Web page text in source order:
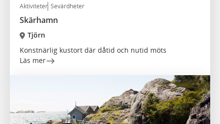
Aktiviteter Sevärdheter
Skärhamn
Tjörn
Konstnärlig kustort där dåtid och nutid möts
Läs mer